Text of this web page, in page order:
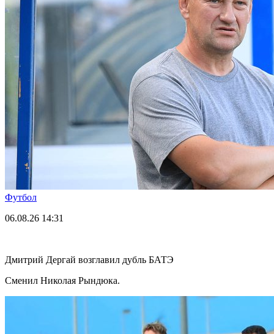
Футбол
06.08.26 14:31
Дмитрий Дергай возглавил дубль БАТЭ
Сменил Николая Рындюка.